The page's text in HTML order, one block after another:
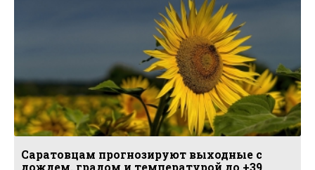
Саратовцам прогнозируют выходные с
дождем, градом и температурой до +39